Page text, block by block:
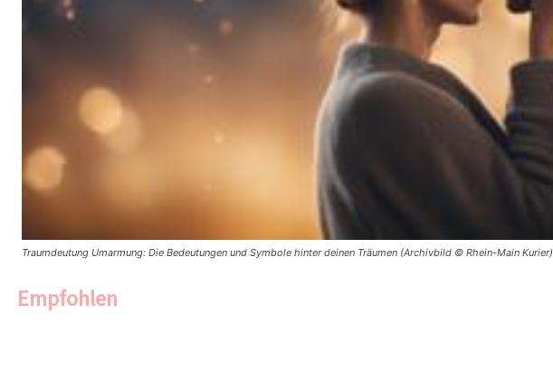
Traumdeutung Umarmung: Die Bedeutungen und Symbole hinter deinen Träumen (Archivbild © Rhein-Main Kurier)
Empfohlen